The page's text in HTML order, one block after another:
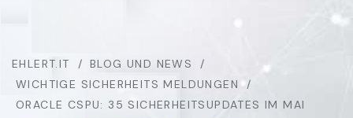
EHLERT.IT
BLOG UND NEWS
WICHTIGE SICHERHEITS MELDUNGEN
ORACLE CSPU: 35 SICHERHEITSUPDATES IM MAI